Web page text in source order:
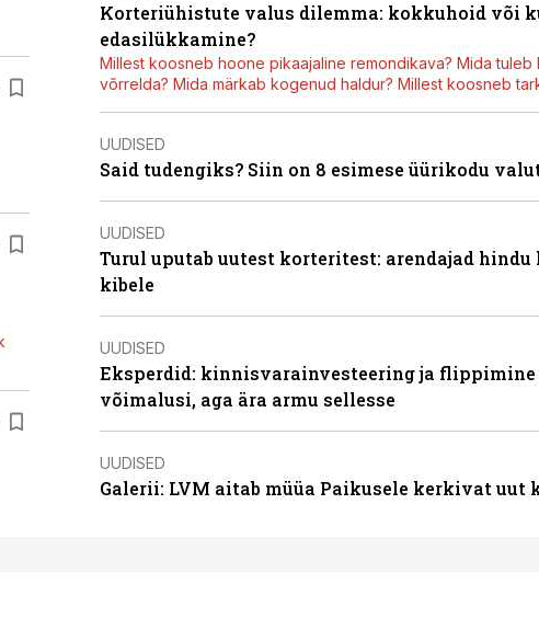
Korteriühistute valus dilemma: kokkuhoid või
edasilükkamine?
Millest koosneb hoone pikaajaline remondikava? Mida tuleb
võrrelda? Mida märkab kogenud haldur? Millest koosneb
UUDISED
Said tudengiks? Siin on 8 esimese üürikodu
UUDISED
Turul uputab uutest korteritest: arendajad hindu
kibele
UUDISED
Eksperdid: kinnisvarainvesteering ja
võimalusi, aga ära armu sellesse
UUDISED
Galerii: LVM aitab müüa Paikusele kerkivat